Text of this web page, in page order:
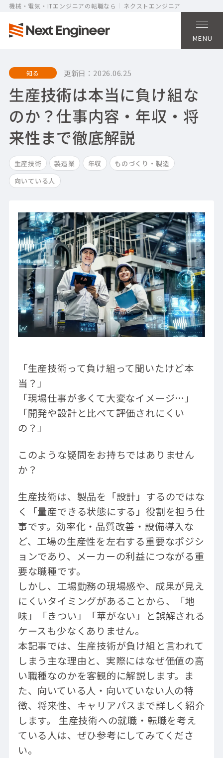
機械・電気・ITエンジニアの転職なら ネクストエンジニア
MENU
知る 更新日： 2026.06.25
生産技術は本当に負け組な
のか？仕事内容・年収・将
来性まで徹底解説
生産技術 製造業 年収
ものづくり・製造
向いている人
「生産技術って負け組って聞いたけど本
当？」
「現場仕事が多くて大変なイメージ…」
「開発や設計と比べて評価されにくい
の？」
このような疑問をお持ちではありません
か？
生産技術は、製品を「設計」するのではな
く「量産できる状態にする」役割を担う仕
事です。効率化・品質改善・設備導入な
ど、工場の生産性を左右する重要なポジシ
ョンであり、メーカーの利益につながる重
要な職種です。
しかし、工場勤務の現場感や、成果が見え
にくいタイミングがあることから、「地
味」「きつい」「華がない」と誤解される
ケースも少なくありません。
本記事では、生産技術が負け組と言われて
しまう主な理由と、実際にはなぜ価値の高
い職種なのかを客観的に解説します。ま
た、向いている人・向いていない人の特
徴、将来性、キャリアパスまで詳しく紹介
します。 生産技術への就職・転職を考え
ている人は、ぜひ参考にしてみてくださ
い。